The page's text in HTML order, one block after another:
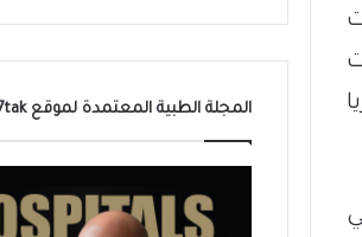
المجلة الطبية المعتمدة لموقع So7tak